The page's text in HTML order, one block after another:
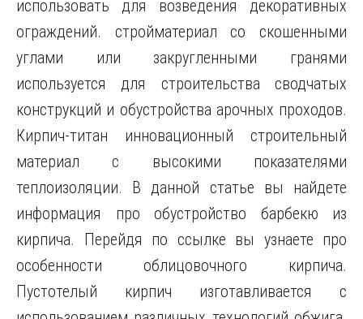
использовать для возведения декоративных
ограждений. стройматериал со скошенными
углами или закругленными гранями
используется для строительства сводчатых
конструкций и обустройства арочных проходов.
Кирпич-титан инновационный строительный
материал с высокими показателями
теплоизоляции. В данной статье вы найдете
информация про обустройство барбекю из
кирпича. Перейдя по ссылке вы узнаете про
особенности облицовочного кирпича.
Пустотелый кирпич изготавливается с